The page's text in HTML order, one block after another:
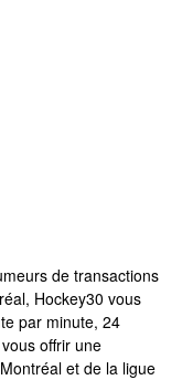
de transactions
Hockey30 vous
par minute, 24
offrir une
et de la ligue